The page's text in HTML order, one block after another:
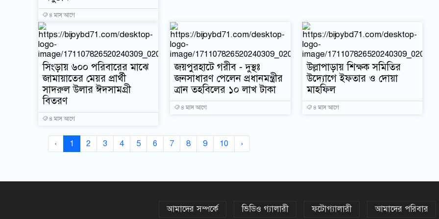
৪ মাস আগে
সিংড়ায় ৬০০ পরিবারের মাঝে
জামায়াতের মেয়র প্রার্থী
সাদরুল উলার ঈদসামগ্রী
বিতরণ
৪ মাস আগে
জয়পুরহাটে গরীব - দুস্থঃ
জনসাধারণ পেলেন প্রধানমন্ত্রীর
ত্রান তহবিলের ১০ লাখ টাকা
৪ মাস আগে
উল্লাপাড়ায় শিক্ষক সমিতির
উদ্যোগে ইফতার ও দোয়া
মাহফিল
৪ মাস আগে
‹ 1 2 3 4 5 6 7 8 9 10 ›
আমাদের সম্পর্কে ভিডিও গ্যালারী ফটোগ্যালারী আমাদের পরিবার